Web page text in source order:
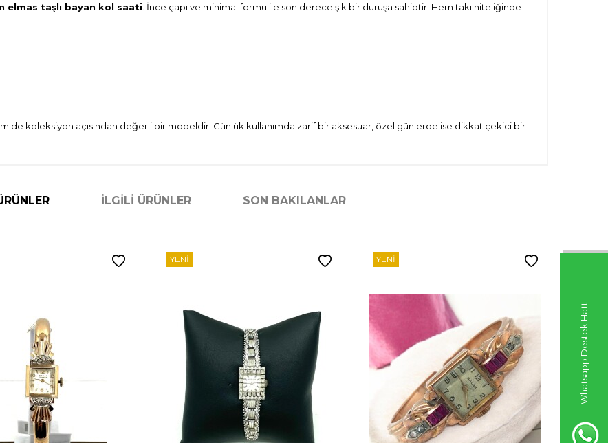
Whatsapp Destek Hattı
elmas taşlı bayan kol saati . İnce çapı ve minimal formu ile son derece şık bir duruşa sahiptir. Hem takı niteliğinde
de koleksiyon açısından değerli bir modeldir. Günlük kullanımda zarif bir aksesuar, özel günlerde ise dikkat çekici bir
İLGILI ÜRÜNLER SON BAKILANLAR
YENI YENI